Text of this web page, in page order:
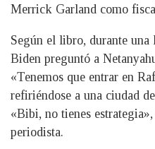
Merrick Garland como
Según el libro, durante
Biden preguntó a
«Tenemos que entrar en
refiriéndose a una ciudad
«Bibi, no tienes
periodista.